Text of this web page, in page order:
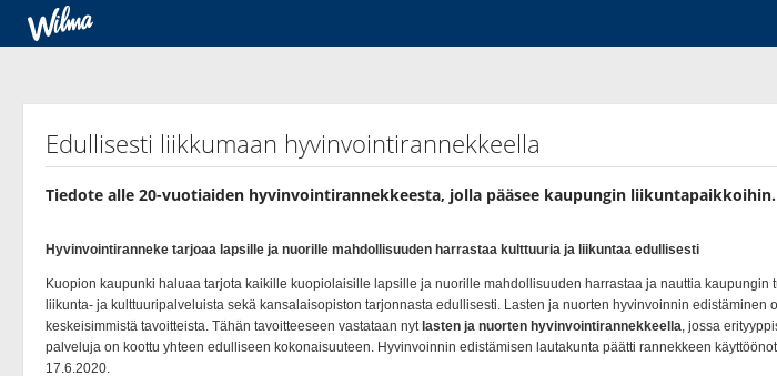
Edullisesti liikkumaan hyvinvointirannekkeella
Tiedote alle 20-vuotiaiden hyvinvointirannekkeesta, jolla pääsee kaupungin liikuntapaikkoihin.